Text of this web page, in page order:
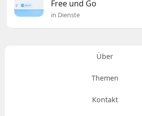
Free und Go
in Dienste
Über
Themen
Kontakt